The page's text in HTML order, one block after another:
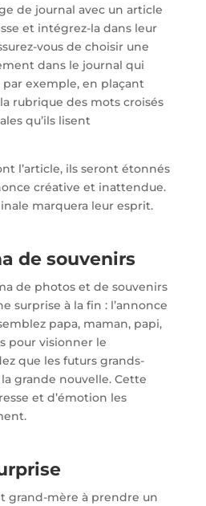
de journal avec un article
et intégrez-la dans leur
vous de choisir une
dans le journal qui
exemple, en plaçant
rubrique des mots croisés
qu’ils lisent
l’article, ils seront étonnés
créative et inattendue.
marquera leur esprit.
de souvenirs
de photos et de souvenirs
surprise à la fin : l’annonce
papa, maman, papi,
pour visionner le
que les futurs grands-
grande nouvelle. Cette
et d’émotion les
grand-mère à prendre un